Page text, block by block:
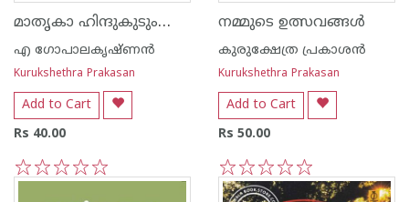
മാതൃകാ ഹിന്ദുകുടുംബം - ഹിന്ദുകുടുംബസംസ്‌കാരത്തിന്റെ നിത്യാനുഷ്‌ഠാനപദ്ധതി
എ ഗോപാലകൃഷ്ണ‌ന്‍
Kurukshethra Prakasan
Add to Cart
Rs 40.00
5
4
3
2
1
നമ്മുടെ ഉത്സവങ്ങള്‍
കുരുക്ഷേത്ര പ്രകാശന്‍
Kurukshethra Prakasan
Add to Cart
Rs 50.00
5
4
3
2
1